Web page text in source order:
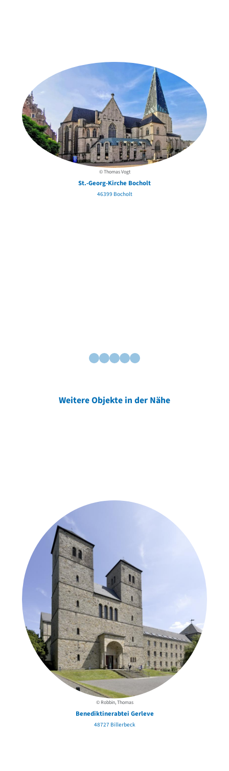
© Thomas Vogt
St.-Georg-Kirche Bocholt
46399 Bocholt
Weitere Objekte in der Nähe
© Robbin, Thomas
Benediktinerabtei Gerleve
48727 Billerbeck